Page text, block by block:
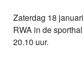
Zaterdag 18
RWA in de
20.10 uur.